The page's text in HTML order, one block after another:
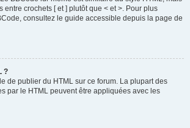
entre crochets [ et ] plutôt que < et >. Pour plus
consultez le guide accessible depuis la page de
?
de publier du HTML sur ce forum. La plupart des
par le HTML peuvent être appliquées avec les